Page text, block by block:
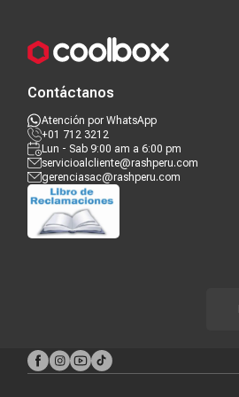
Contáctanos
Atención por WhatsApp
+01 712 3212
Lun - Sab 9:00 am a 6:00 pm
servicioalcliente@rashperu.com
gerenciasac@rashperu.com